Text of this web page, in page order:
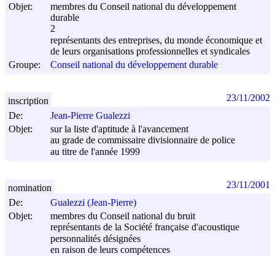
Objet:
membres du Conseil national du développement
durable
2
représentants des entreprises, du monde économique et
de leurs organisations professionnelles et syndicales
Groupe:
Conseil national du développement durable
De:
Jean-Pierre Gualezzi
Objet:
sur la liste d'aptitude à l'avancement
au grade de commissaire divisionnaire de police
au titre de l'année 1999
inscription 23/11/2002
De:
Gualezzi (Jean-Pierre)
Objet:
membres du Conseil national du bruit
représentants de la Société française d'acoustique
personnalités désignées
en raison de leurs compétences
nomination 23/11/2001